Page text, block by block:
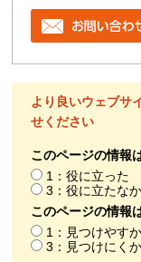
より良いウェブサ
せください
このページの情報
1：役に立った
3：役に立たな
このページの情報
1：見つけやす
3：見つけにく